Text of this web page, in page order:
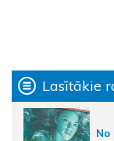
Lasītākie
No